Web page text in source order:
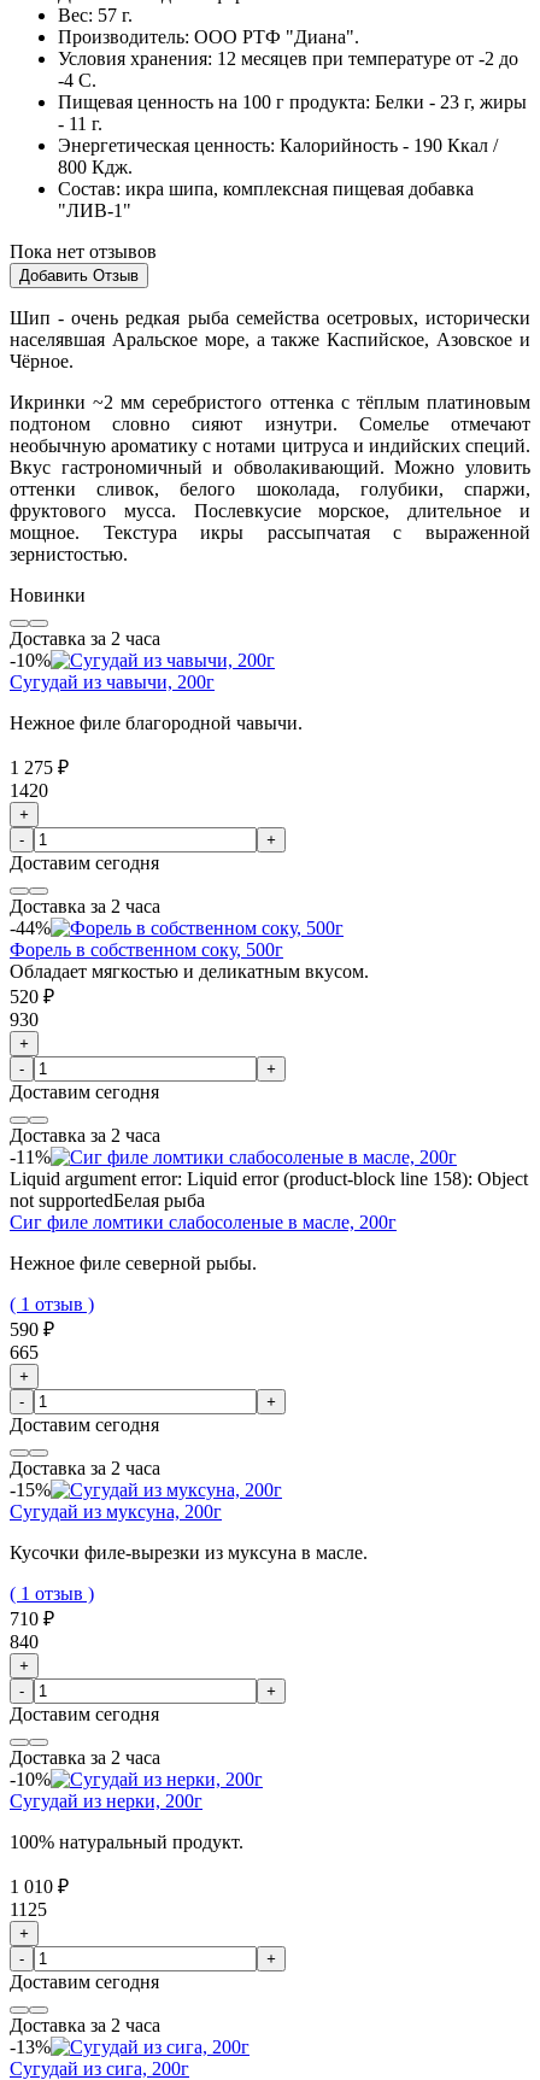
Вес: 57 г.
Производитель: ООО РТФ "Диана".
Условия хранения: 12 месяцев при температуре от -2 до
-4 С.
Пищевая ценность на 100 г продукта: Белки - 23 г, жиры
- 11 г.
Энергетическая ценность: Калорийность - 190 Ккал /
800 Кдж.
Cостав: икра шипа, комплексная пищевая добавка
"ЛИВ-1"
Пока нет отзывов
Добавить Отзыв
Шип - очень редкая рыба семейства осетровых, исторически
населявшая Аральское море, а также Каспийское, Азовское и
Чёрное.
Икринки ~2 мм серебристого оттенка с тёплым платиновым
подтоном словно сияют изнутри. Сомелье отмечают
необычную ароматику с нотами цитруса и индийских специй.
Вкус гастрономичный и обволакивающий. Можно уловить
оттенки сливок, белого шоколада, голубики, спаржи,
фруктового мусса. Послевкусие морское, длительное и
мощное. Текстура икры рассыпчатая с выраженной
зернистостью.
Новинки
Доставка за 2 часа
-10%
Сугудай из чавычи, 200г
Нежное филе благородной чавычи.
1 275 ₽
1420
+
-
+
Доставим сегодня
Доставка за 2 часа
-44%
Форель в собственном соку, 500г
Обладает мягкостью и деликатным вкусом.
520 ₽
930
+
-
+
Доставим сегодня
Доставка за 2 часа
-11%
Liquid argument error: Liquid error (product-block line 158): Object
not supportedБелая рыба
Сиг филе ломтики слабосоленые в масле, 200г
Нежное филе северной рыбы.
( 1 отзыв )
590 ₽
665
+
-
+
Доставим сегодня
Доставка за 2 часа
-15%
Сугудай из муксуна, 200г
Кусочки филе-вырезки из муксуна в масле.
( 1 отзыв )
710 ₽
840
+
-
+
Доставим сегодня
Доставка за 2 часа
-10%
Сугудай из нерки, 200г
100% натуральный продукт.
1 010 ₽
1125
+
-
+
Доставим сегодня
Доставка за 2 часа
-13%
Сугудай из сига, 200г